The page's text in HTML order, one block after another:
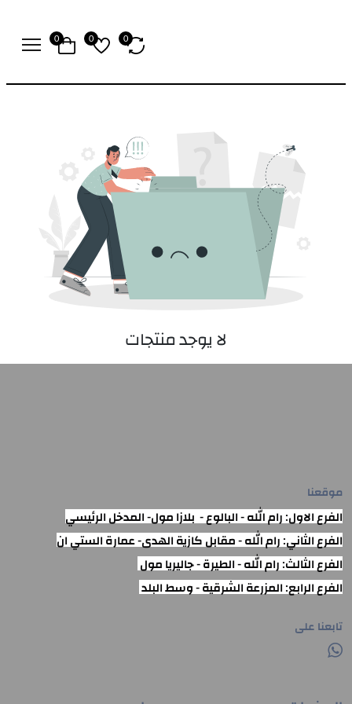
0
0
0
لا يوجد منتجات
موقعنا
الفرع الاول: رام الله - البالوع - بلازا مول- المدخل الرئيسي
الفرع الثاني: رام الله - مقابل كازية الهدى- عمارة الستي ان
الفرع الثالث: رام الله - الطيرة - جاليريا مول
الفرع الرابع: المزرعة الشرقية - وسط البلد
تابعنا على